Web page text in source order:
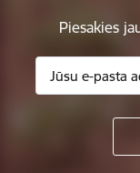
Piesakies